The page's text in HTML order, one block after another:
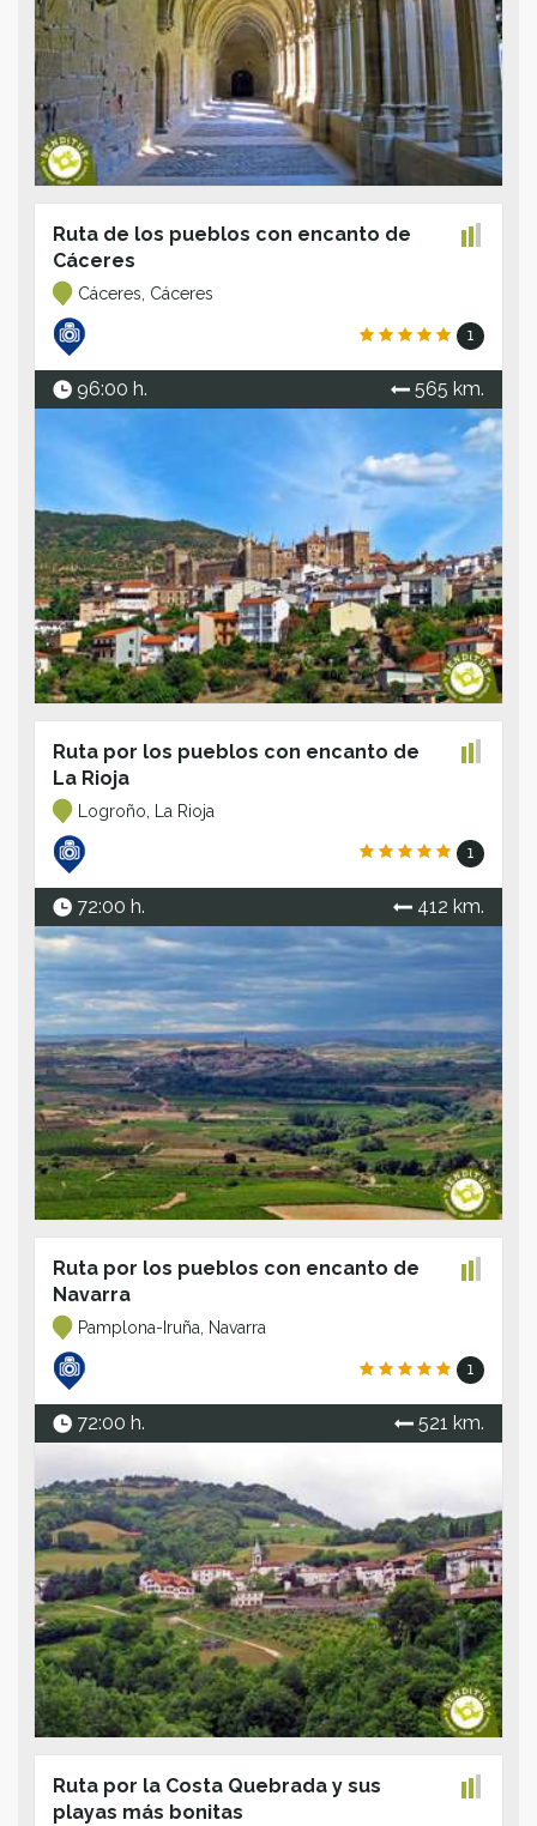
Ruta de los pueblos con encanto de
Cáceres
Cáceres, Cáceres
1
96:00 h. 565 km.
Ruta por los pueblos con encanto de
La Rioja
Logroño, La Rioja
1
72:00 h. 412 km.
Ruta por los pueblos con encanto de
Navarra
Pamplona-Iruña, Navarra
1
72:00 h. 521 km.
Ruta por la Costa Quebrada y sus
playas más bonitas